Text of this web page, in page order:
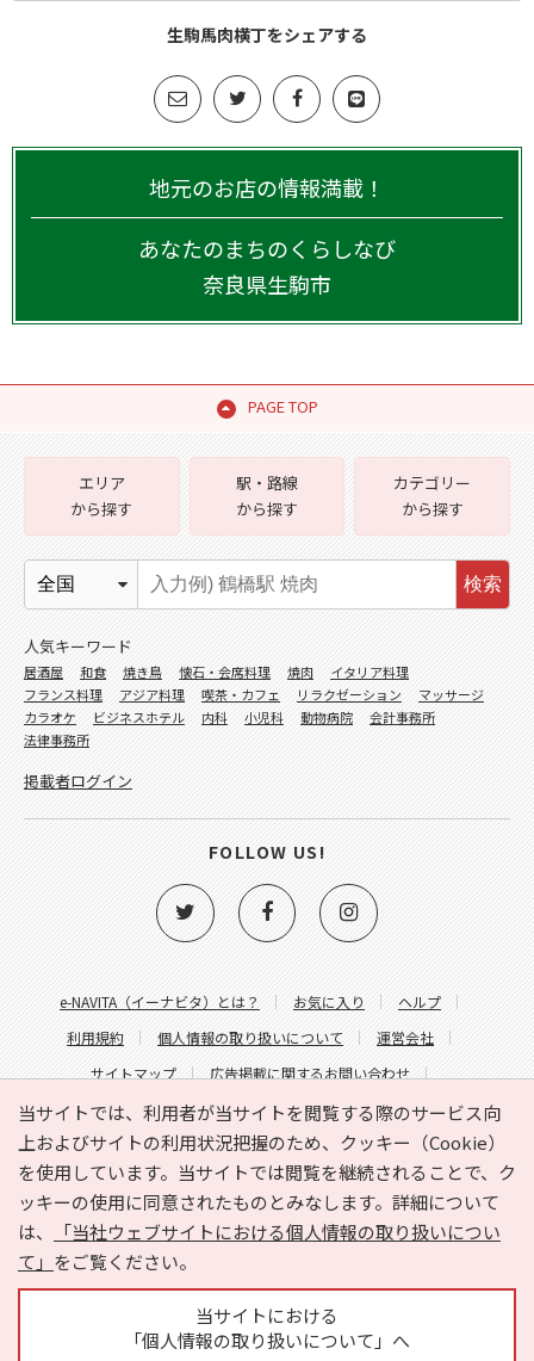
生駒馬肉横丁をシェアする
地元のお店の情報満載！
あなたのまちのくらしなび
奈良県生駒市
PAGE TOP
当サイトでは、利用者が当サイトを閲覧する際のサービス向
上およびサイトの利用状況把握のため、クッキー（Cookie）
を使用しています。当サイトでは閲覧を継続されることで、ク
ッキーの使用に同意されたものとみなします。詳細について
は、
「当社ウェブサイトにおける個人情報の取り扱いについ
て」 をご覧ください。
当サイトにおける
「個人情報の取り扱いについて」へ
e-NAVITA（イーナビタ）とは？ お気に入り
ヘルプ
利用規約
個人情報の取り扱いについて
運営会社
サイトマップ
広告掲載に関するお問い合わせ
サイトの内容に関するお問い合わせ
エリア
から探す
駅・路線
から探す
カテゴリー
から探す
検索
人気キーワード
居酒屋 和食 焼き鳥 懐石・会席料理 焼肉
イタリア料理
フランス料理
アジア料理 喫茶・カフェ リラクゼーション
マッサージ
カラオケ
ビジネスホテル 内科 小児科 動物病院
会計事務所
法律事務所
掲載者ログイン
FOLLOW US!
Copyright © HYOJITO.Co.,Ltd. All Rights Reserved.